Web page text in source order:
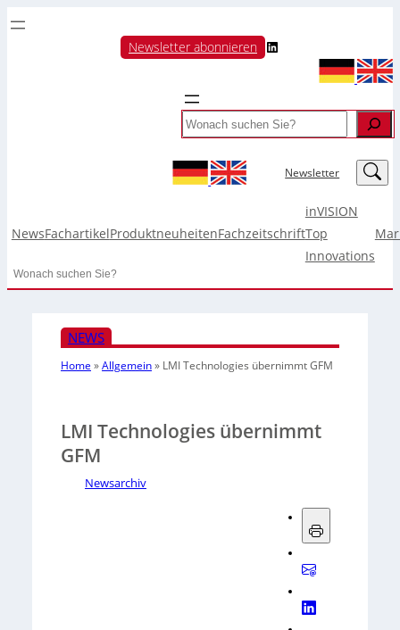
Newsletter abonnieren LinkedIn
Search
Newsletter LinkedIn
NewsFachartikelProduktneuheitenFachzeitschrift
inVISION
Top
Innovations
Search
NEWS
Home »Allgemein» LMI Technologies übernimmt GFM
LMI Technologies übernimmt
GFM
Newsarchiv